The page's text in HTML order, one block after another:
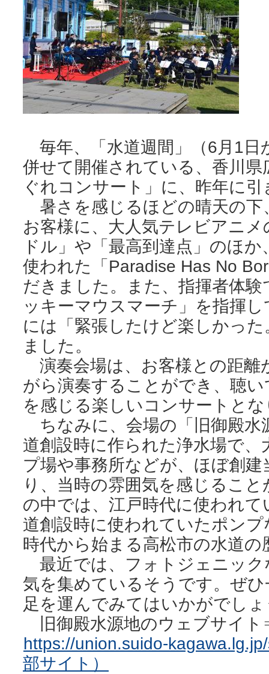
毎年、「水道週間」（6月1日
併せて開催されている、香川
ぐれコンサート」に、昨年に
暑さを感じるほどの晴天の下
お客様に、大人気テレビアニ
ドル」や「最高到達点」のほ
使われた「Paradise Has No
だきました。また、指揮者体
ッキーマウスマーチ」を指揮
には「緊張したけど楽しかっ
ました。
演奏会場は、お客様との距離
がら演奏することができ、聴
を感じる楽しいコンサートと
ちなみに、会場の「旧御殿水
道創設時に作られた浄水場で
プ場や事務所などが、ほぼ創
り、当時の雰囲気を感じるこ
の中では、江戸時代に使われ
道創設時に使われていたポン
時代から始まる高松市の水道
最近では、フォトジェニック
気を集めているそうです。ぜ
足を運んでみてはいかがでし
旧御殿水源地のウェブサイ
https://union.suido-
部サイト）